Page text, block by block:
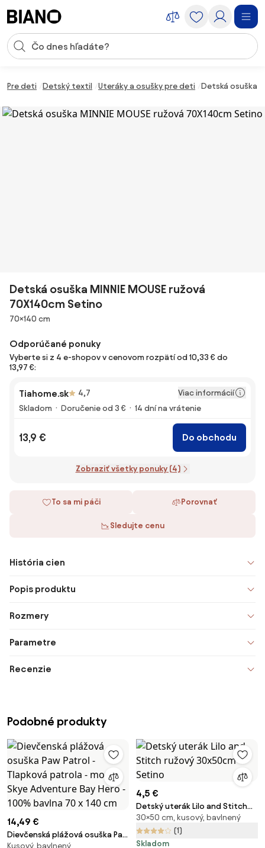
Vstup pre vyhľadávanie
Pre deti Detský textil Uteráky a osušky pre deti Detská osuška
Detská osuška MINNIE MOUSE ružová
70X140cm Setino
Rozmery
70×140 cm
Odporúčané ponuky
Vyberte si z 4 e-shopov v cenovom rozpätí od 10,33 € do
13,97 €:
Tiahome.sk 4,7
Viac informácií
Skladom
Doručenie od 3 € 14 dní na vrátenie
13,9 € Do obchodu
Zobraziť všetky ponuky (4)
To sa mi páči Porovnať
Sledujte cenu
História cien
Popis produktu
Rozmery
Parametre
Recenzie
Podobné produkty
14,49 €
Dievčenská plážová osuška Paw
Kusový, bavlnený
4,5 €
Detský uterák Lilo and Stitch
ružový 30x50cm Setino
30×50 cm, kusový, bavlnený
(1)
Skladom